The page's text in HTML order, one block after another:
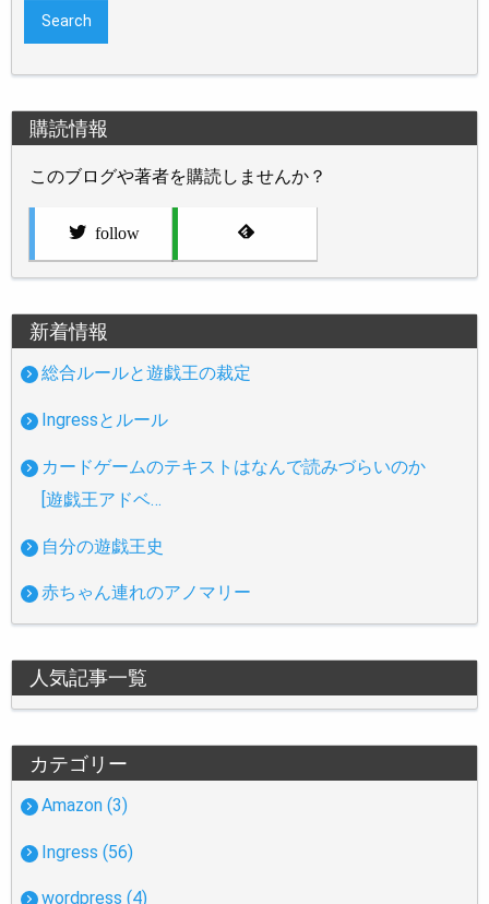
購読情報
このブログや著者を購読しませんか？
follow
新着情報
総合ルールと遊戯王の裁定
Ingressとルール
カードゲームのテキストはなんで読みづらいのか
[遊戯王アドベ…
自分の遊戯王史
赤ちゃん連れのアノマリー
人気記事一覧
カテゴリー
Amazon (3)
Ingress (56)
wordpress (4)